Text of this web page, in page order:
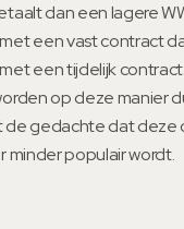
dan een lagere
een vast contract
een tijdelijk
op deze manier
de gedachte dat deze
minder populair wordt.